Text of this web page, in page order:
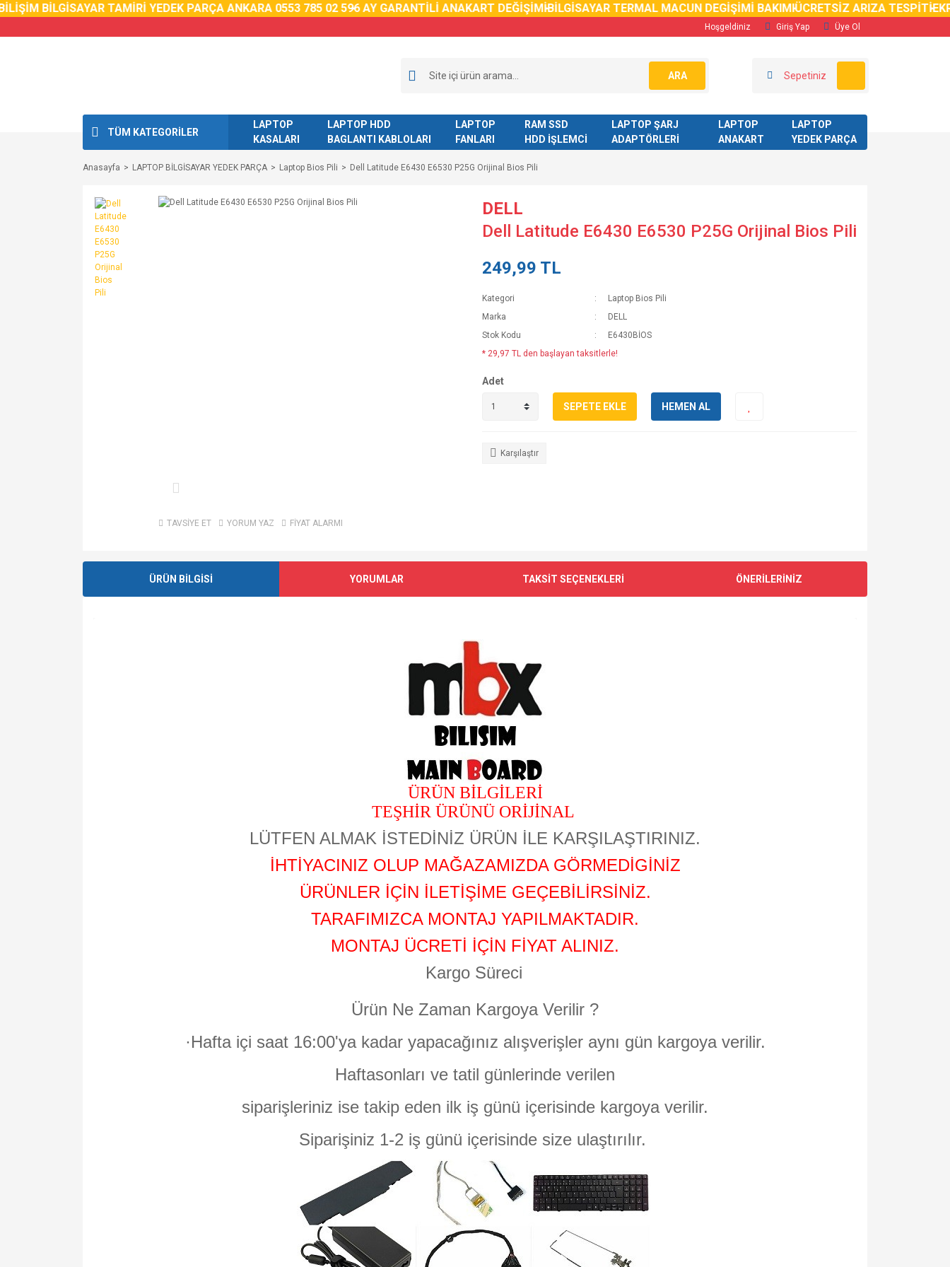
BİLGİSAYAR TAMİRİ YEDEK PARÇA ANKARA 0553 785 02 596 AY GARANTİLİ ANAKART DEĞİŞİMİBİLGİSAYAR TERMAL MACUN DEGİŞİMİ BAKIMIÜCRETSİZ ARIZA TESPİTİ
Hoşgeldiniz Giriş Yap Üye Ol
ARA Sepetiniz
TÜM KATEGORİLER
LAPTOP
KASALARI
LAPTOP HDD
BAGLANTI KABLOLARI
LAPTOP
FANLARI
RAM SSD
HDD İŞLEMCİ
LAPTOP ŞARJ
ADAPTÖRLERİ
LAPTOP
ANAKART
LAPTOP
YEDEK PARÇA
Anasayfa LAPTOP BİLGİSAYAR YEDEK PARÇA Laptop Bios Pili Dell Latitude E6430 E6530 P25G Orijinal Bios Pili
TAVSİYE ET YORUM YAZ FİYAT ALARMI
DELL
Dell Latitude E6430 E6530 P25G Orijinal Bios Pili
249,99 TL
Kategori
Laptop Bios Pili
Marka
DELL
Stok Kodu
E6430BİOS
* 29,97 TL den başlayan taksitlerle!
Adet
SEPETE EKLE HEMEN AL
Karşılaştır
ÜRÜN BİLGİSİ YORUMLAR TAKSİT SEÇENEKLERİ ÖNERİLERİNİZ
ÜRÜN BİLGİLERİ
TEŞHİR ÜRÜNÜ ORİJİNAL
LÜTFEN ALMAK İSTEDİNİZ ÜRÜN İLE KARŞILAŞTIRINIZ.
İHTİYACINIZ OLUP MAĞAZAMIZDA GÖRMEDİGİNİZ
ÜRÜNLER İÇİN İLETİŞİME GEÇEBİLİRSİNİZ.
TARAFIMIZCA MONTAJ YAPILMAKTADIR.
MONTAJ ÜCRETİ İÇİN FİYAT ALINIZ.
Kargo Süreci
Ürün Ne Zaman Kargoya Verilir ?
·Hafta içi saat 16:00'ya kadar yapacağınız alışverişler aynı gün kargoya verilir.
Haftasonları ve tatil günlerinde verilen
siparişleriniz ise takip eden ilk iş günü içerisinde kargoya verilir.
Siparişiniz 1-2 iş günü içerisinde size ulaştırılır.